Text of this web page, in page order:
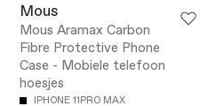
Mous
Mous Aramax Carbon
Fibre Protective Phone
Case - Mobiele telefoon
hoesjes
IPHONE 11PRO MAX